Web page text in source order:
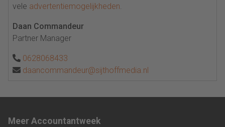
vele advertentiemogelijkheden.
Daan Commandeur
Partner Manager
0628068433
daancommandeur@sijthoffmedia.nl
Meer Accountantweek